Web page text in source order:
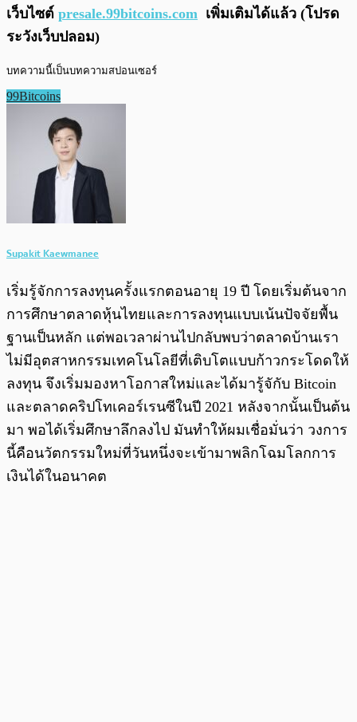
เว็บไซต์ presale.99bitcoins.com เพิ่มเติมได้แล้ว (โปรด
ระวังเว็บปลอม)
บทความนี้เป็นบทความสปอนเซอร์
99Bitcoins
Supakit Kaewmanee
เริ่มรู้จักการลงทุนครั้งแรกตอนอายุ 19 ปี โดยเริ่มต้นจาก
การศึกษาตลาดหุ้นไทยและการลงทุนแบบเน้นปัจจัยพื้น
ฐานเป็นหลัก แต่พอเวลาผ่านไปกลับพบว่าตลาดบ้านเรา
ไม่มีอุตสาหกรรมเทคโนโลยีที่เติบโตแบบก้าวกระโดดให้
ลงทุน จึงเริ่มมองหาโอกาสใหม่และได้มารู้จักับ Bitcoin
และตลาดคริปโทเคอร์เรนซีในปี 2021 หลังจากนั้นเป็นต้น
มา พอได้เริ่มศึกษาลึกลงไป มันทำให้ผมเชื่อมั่นว่า วงการ
นี้คือนวัตกรรมใหม่ที่วันหนึ่งจะเข้ามาพลิกโฉมโลกการ
เงินได้ในอนาคต